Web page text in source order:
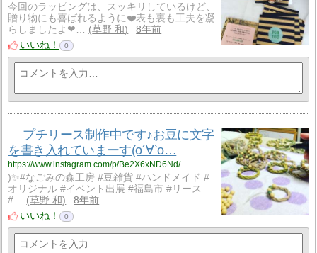
今回のラッピングは、スッキリしているけど、
贈り物にも喜ばれるように❤️表も裏も工夫を凝
らしましたよ❤…
草野 和
8年前
いいね！
0
プチリース制作中です♪お豆に文字
を書き入れていまーす(о´∀`о…
https://www.instagram.com/p/Be2X6xND6Nd/
)✨#なごみの森工房 #豆雑貨 #ハンドメイド #
オリジナル #イベント出展 #福島市 #リース
#…
草野 和
8年前
いいね！
0